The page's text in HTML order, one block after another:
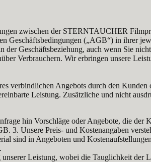
zwischen der STERNTAUCHER
Geschäftsbedingungen („AGB“) in ihrer
Geschäftsbeziehung, auch wenn Sie
Verbrauchern. Wir erbringen unsere
verbindlichen Angebots durch den
Leistung. Zusätzliche und nicht
hin Vorschläge oder Angebote, die der
3. Unsere Preis- und Kostenangaben
sind in Angeboten und
Leistung, wobei die Tauglichkeit